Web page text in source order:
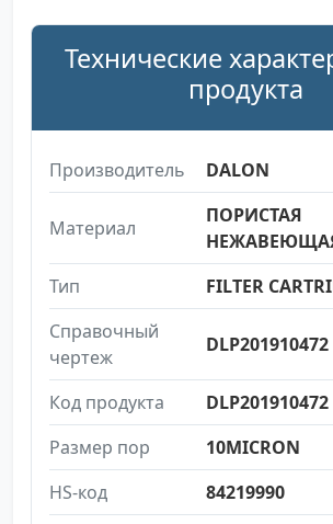
Технические
продукта
Производитель DALON
Материал
ПОРИСТАЯ
Тип
FILTER
Справочный
чертеж
DLP201910472
Код продукта
DLP201910472
Размер пор
10MICRON
HS-код
84219990